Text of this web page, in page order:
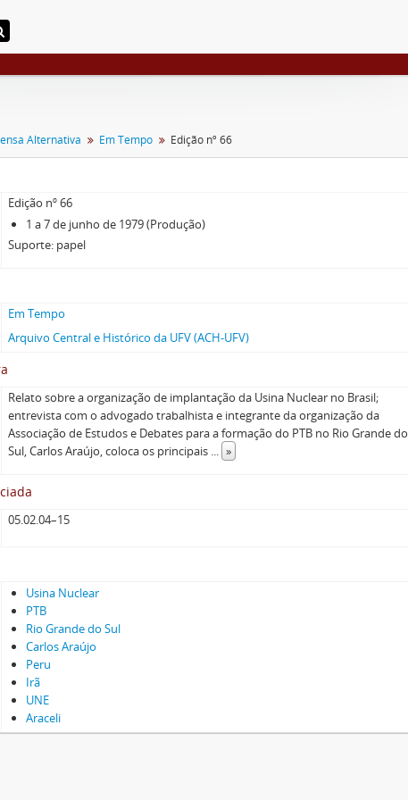
Alternativa Em Tempo Edição nº 66
Edição nº 66
1 a 7 de junho de 1979 (Produção)
Suporte: papel
Em Tempo
Arquivo Central e Histórico da UFV (ACH-UFV)
Relato sobre a organização de implantação da Usina Nuclear no Brasil;
entrevista com o advogado trabalhista e integrante da organização da
Associação de Estudos e Debates para a formação do PTB no Rio Grande do
Sul, Carlos Araújo, coloca os principais ... »
05.02.04–15
Usina Nuclear
PTB
Rio Grande do Sul
Carlos Araújo
Peru
Irã
UNE
Araceli